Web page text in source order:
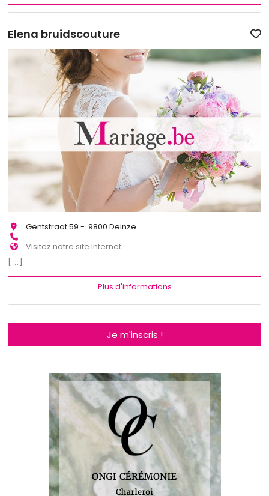
Elena bruidscouture
Gentstraat 59 - 9800 Deinze
Visitez notre site Internet
[...]
Plus d'informations
Je m'inscris !